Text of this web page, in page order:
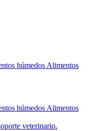
húmedos Alimentos
húmedos Alimentos
veterinario.